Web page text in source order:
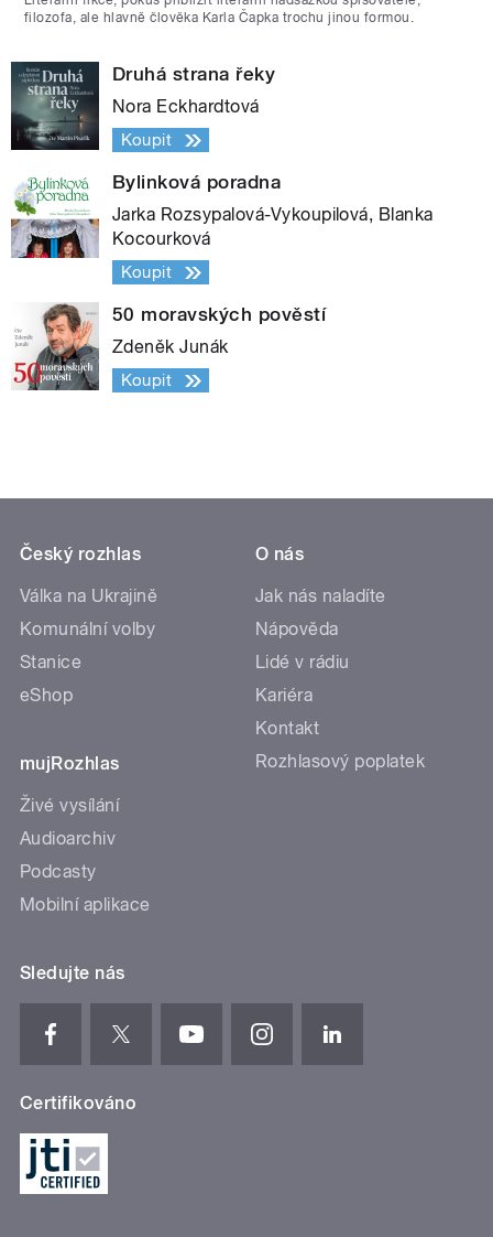
filozofa, ale hlavně člověka Karla Čapka trochu jinou formou.
Druhá strana řeky
Nora Eckhardtová
Koupit
Bylinková poradna
Jarka Rozsypalová-Vykoupilová, Blanka
Kocourková
Koupit
50 moravských pověstí
Zdeněk Junák
Koupit
Český rozhlas
Válka na Ukrajině
Komunální volby
Stanice
eShop
mujRozhlas
Živé vysílání
Audioarchiv
Podcasty
Mobilní aplikace
O nás
Jak nás naladíte
Nápověda
Lidé v rádiu
Kariéra
Kontakt
Rozhlasový poplatek
Sledujte nás
Certifikováno